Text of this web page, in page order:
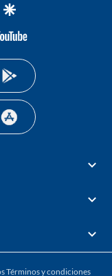
whatsapp
google
youtube-
Términos y condiciones